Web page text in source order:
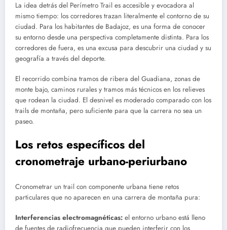
La idea detrás del Perímetro Trail es accesible y evocadora al
mismo tiempo: los corredores trazan literalmente el contorno de su
ciudad. Para los habitantes de Badajoz, es una forma de conocer
su entorno desde una perspectiva completamente distinta. Para los
corredores de fuera, es una excusa para descubrir una ciudad y su
geografía a través del deporte.
El recorrido combina tramos de ribera del Guadiana, zonas de
monte bajo, caminos rurales y tramos más técnicos en los relieves
que rodean la ciudad. El desnivel es moderado comparado con los
trails de montaña, pero suficiente para que la carrera no sea un
paseo.
Los retos específicos del
cronometraje urbano-periurbano
Cronometrar un trail con componente urbana tiene retos
particulares que no aparecen en una carrera de montaña pura:
Interferencias electromagnéticas: el entorno urbano está lleno